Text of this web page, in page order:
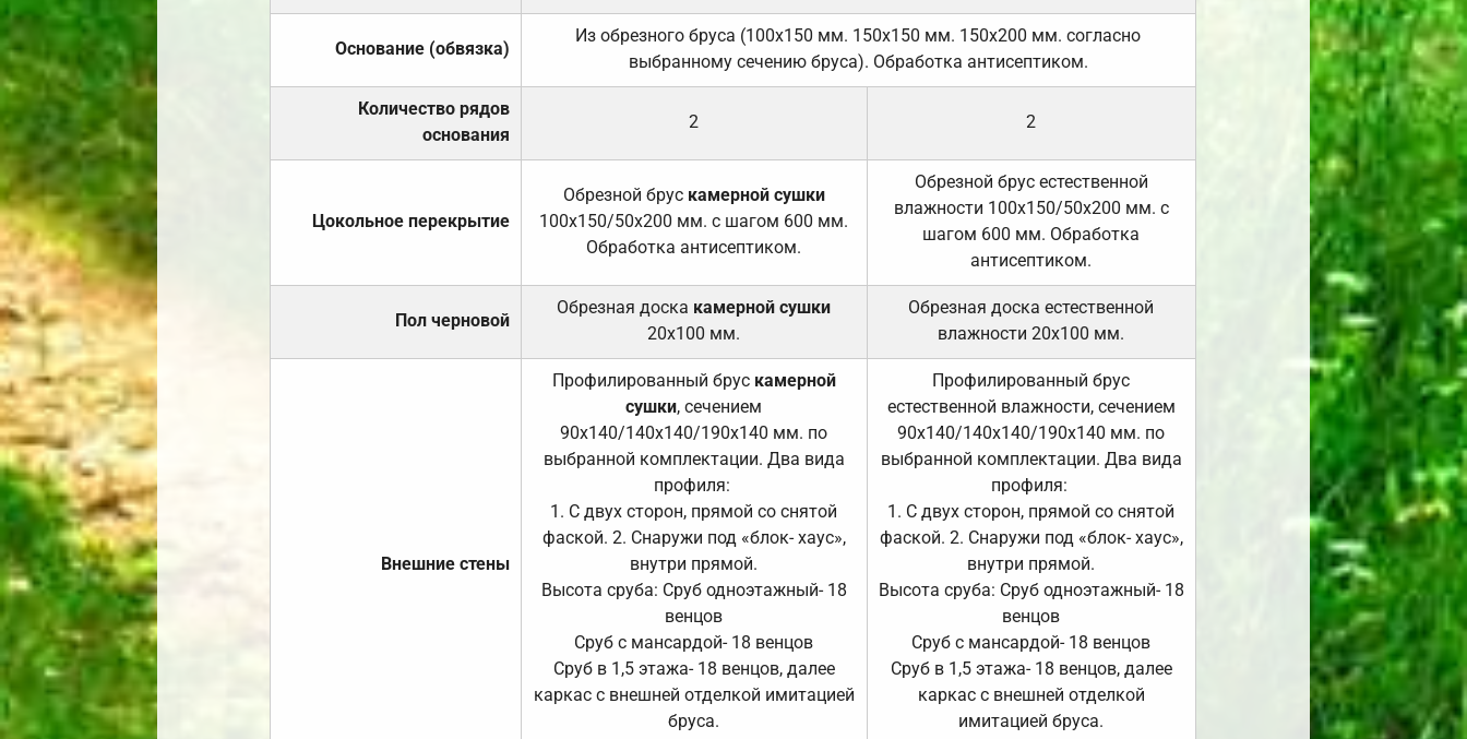
Основание (обвязка)
Из обрезного бруса (100х150 мм. 150х150 мм. 150х200 мм. согласно
выбранному сечению бруса). Обработка антисептиком.
Количество рядов
основания
2 2
Цокольное перекрытие
Обрезной брус камерной сушки
100х150/50х200 мм. с шагом 600 мм.
Обработка антисептиком.
Обрезной брус естественной
влажности 100х150/50х200 мм. с
шагом 600 мм. Обработка
антисептиком.
Пол черновой
Обрезная доска камерной сушки
20х100 мм.
Обрезная доска естественной
влажности 20х100 мм.
Внешние стены
Профилированный брус камерной
сушки, сечением
90х140/140х140/190х140 мм. по
выбранной комплектации. Два вида
профиля:
1. С двух сторон, прямой со снятой
фаской. 2. Снаружи под «блок- хаус»,
внутри прямой.
Высота сруба: Сруб одноэтажный- 18
венцов
Сруб с мансардой- 18 венцов
Сруб в 1,5 этажа- 18 венцов, далее
каркас с внешней отделкой имитацией
бруса.
Профилированный брус
естественной влажности, сечением
90х140/140х140/190х140 мм. по
выбранной комплектации. Два вида
профиля:
1. С двух сторон, прямой со снятой
фаской. 2. Снаружи под «блок- хаус»,
внутри прямой.
Высота сруба: Сруб одноэтажный- 18
венцов
Сруб с мансардой- 18 венцов
Сруб в 1,5 этажа- 18 венцов, далее
каркас с внешней отделкой
имитацией бруса.